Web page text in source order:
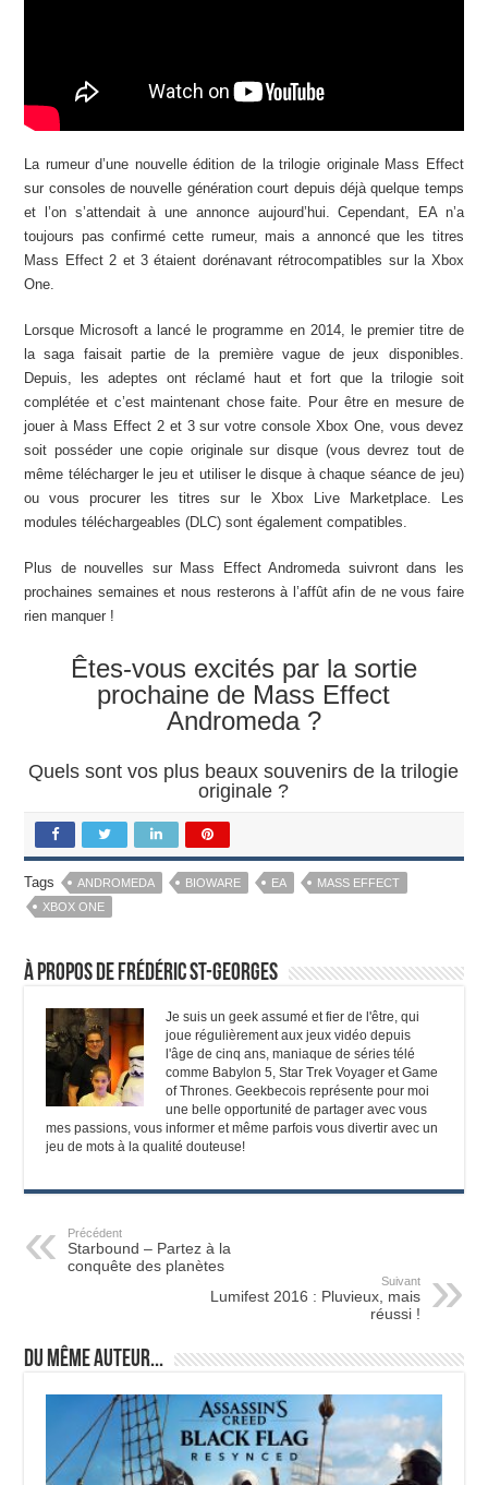
La rumeur d’une nouvelle édition de la trilogie originale Mass Effect
sur consoles de nouvelle génération court depuis déjà quelque temps
et l’on s’attendait à une annonce aujourd’hui. Cependant, EA n’a
toujours pas confirmé cette rumeur, mais a annoncé que les titres
Mass Effect 2 et 3 étaient dorénavant rétrocompatibles sur la Xbox
One.
Lorsque Microsoft a lancé le programme en 2014, le premier titre de
la saga faisait partie de la première vague de jeux disponibles.
Depuis, les adeptes ont réclamé haut et fort que la trilogie soit
complétée et c’est maintenant chose faite. Pour être en mesure de
jouer à Mass Effect 2 et 3 sur votre console Xbox One, vous devez
soit posséder une copie originale sur disque (vous devrez tout de
même télécharger le jeu et utiliser le disque à chaque séance de jeu)
ou vous procurer les titres sur le Xbox Live Marketplace. Les
modules téléchargeables (DLC) sont également compatibles.
Plus de nouvelles sur Mass Effect Andromeda suivront dans les
prochaines semaines et nous resterons à l’affût afin de ne vous faire
rien manquer !
Êtes-vous excités par la sortie
prochaine de Mass Effect
Andromeda ?
Quels sont vos plus beaux souvenirs de la trilogie
originale ?
Tags ANDROMEDA BIOWARE EA
MASS EFFECT
XBOX ONE
À propos de Frédéric St-Georges
Je suis un geek assumé et fier de l'être, qui
joue régulièrement aux jeux vidéo depuis
l'âge de cinq ans, maniaque de séries télé
comme Babylon 5, Star Trek Voyager et Game
of Thrones. Geekbecois représente pour moi
une belle opportunité de partager avec vous
mes passions, vous informer et même parfois vous divertir avec un
jeu de mots à la qualité douteuse!
Précédent
Starbound – Partez à la
conquête des planètes
Suivant
Lumifest 2016 : Pluvieux, mais
réussi !
Du même auteur...